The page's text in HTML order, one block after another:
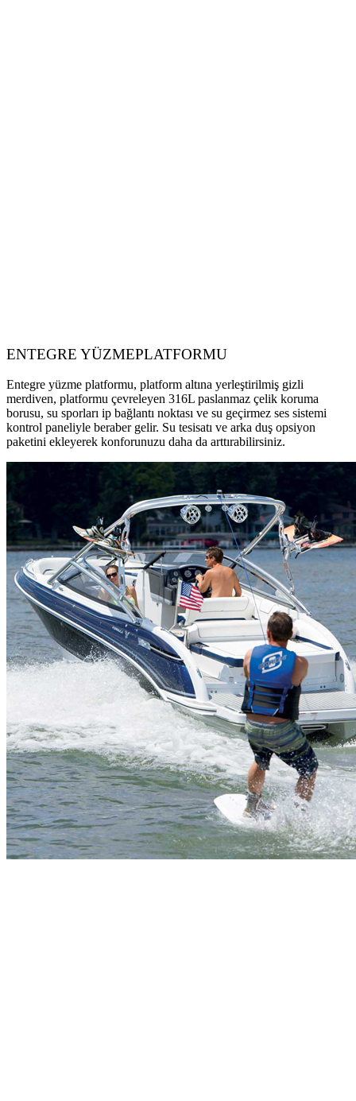
ENTEGRE YÜZMEPLATFORMU
Entegre yüzme platformu, platform altına yerleştirilmiş gizli
merdiven, platformu çevreleyen 316L paslanmaz çelik koruma
borusu, su sporları ip bağlantı noktası ve su geçirmez ses sistemi
kontrol paneliyle beraber gelir. Su tesisatı ve arka duş opsiyon
paketini ekleyerek konforunuzu daha da arttırabilirsiniz.